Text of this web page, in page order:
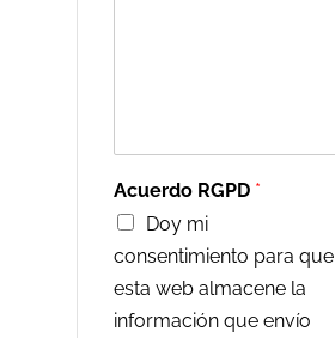
Acuerdo RGPD *
Doy mi
consentimiento para que
esta web almacene la
información que envío